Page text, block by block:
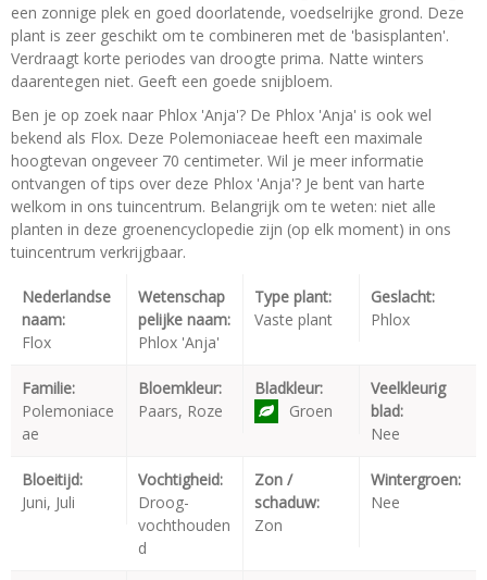
een zonnige plek en goed doorlatende, voedselrijke grond. Deze
plant is zeer geschikt om te combineren met de 'basisplanten'.
Verdraagt korte periodes van droogte prima. Natte winters
daarentegen niet. Geeft een goede snijbloem.
Ben je op zoek naar Phlox 'Anja'? De Phlox 'Anja' is ook wel
bekend als Flox. Deze Polemoniaceae heeft een maximale
hoogtevan ongeveer 70 centimeter. Wil je meer informatie
ontvangen of tips over deze Phlox 'Anja'? Je bent van harte
welkom in ons tuincentrum. Belangrijk om te weten: niet alle
planten in deze groenencyclopedie zijn (op elk moment) in ons
tuincentrum verkrijgbaar.
Nederlandse
naam:
Flox
Wetenschap
pelijke naam:
Phlox 'Anja'
Type plant:
Vaste plant
Geslacht:
Phlox
Familie:
Polemoniace
ae
Bloemkleur:
Paars, Roze
Bladkleur:
Groen
Veelkleurig
blad:
Nee
Bloeitijd:
Juni, Juli
Vochtigheid:
Droog-
vochthouden
d
Zon /
schaduw:
Zon
Wintergroen:
Nee